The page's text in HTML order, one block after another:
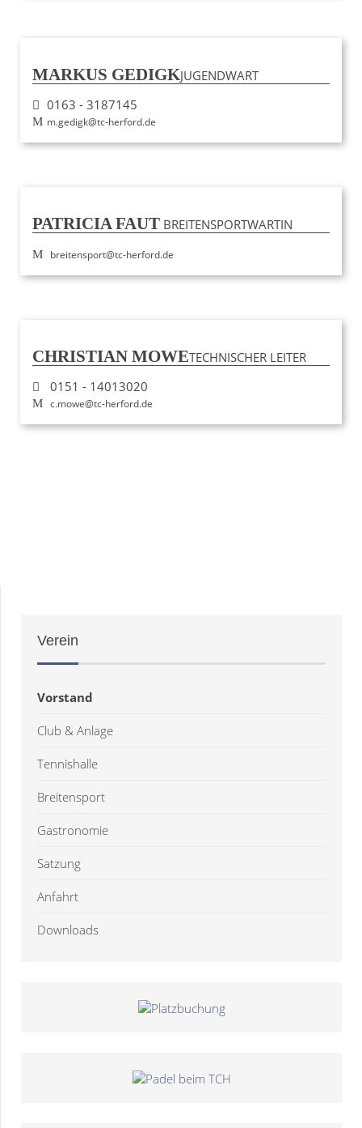
MARKUS GEDIGKJUGENDWART
0163 - 3187145
m.gedigk@tc-herford.de
PATRICIA FAUT BREITENSPORTWARTIN
breitensport@tc-herford.de
CHRISTIAN MOWETECHNISCHER LEITER
0151 - 14013020
c.mowe@tc-herford.de
Verein
Vorstand
Club & Anlage
Tennishalle
Breitensport
Gastronomie
Satzung
Anfahrt
Downloads